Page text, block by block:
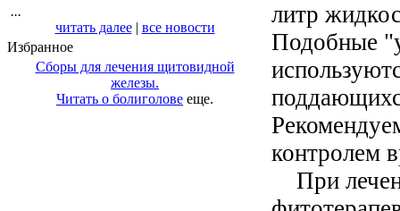
...
читать далее| все новости
Избранное
Сборы для лечения щитовидной
железы.
Читать о болиголове еще.
литр
Подобные
контролем
При